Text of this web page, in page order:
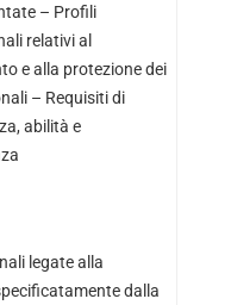
– Profili
relativi al
e alla protezione dei
– Requisiti di
abilità e
legate alla
dalla